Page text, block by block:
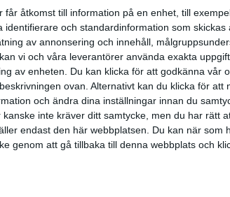
åtkomst till information på en enhet, till
identifierare och standardinformation som skickas
av annonsering och innehåll,
vi och våra leverantörer använda exakta
av enheten. Du kan klicka för att godkänna vår
ovan. Alternativt kan du klicka för att
och ändra dina inställningar innan du
inte kräver ditt samtycke, men du har rätt
endast den här webbplatsen. Du kan när som
genom att gå tillbaka till denna webbplats och